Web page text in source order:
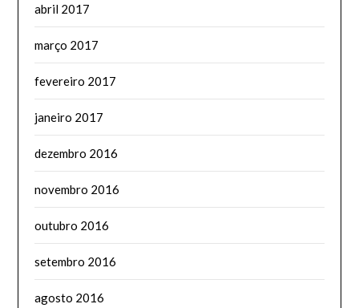
abril 2017
março 2017
fevereiro 2017
janeiro 2017
dezembro 2016
novembro 2016
outubro 2016
setembro 2016
agosto 2016